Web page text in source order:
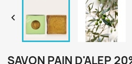

SAVON PAIN D'ALEP